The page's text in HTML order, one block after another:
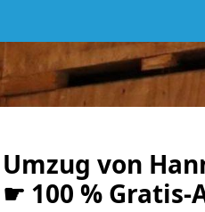
Umzug von
☛ 100 % Gratis-